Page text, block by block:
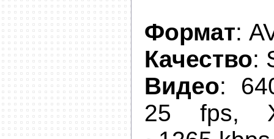
Формат:
Качество:
Видео:
25 fps,